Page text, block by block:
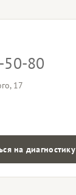
50-80
17
на диагностику